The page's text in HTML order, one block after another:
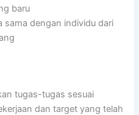
baru
sama dengan individu dari
tugas-tugas sesuai
dan target yang telah